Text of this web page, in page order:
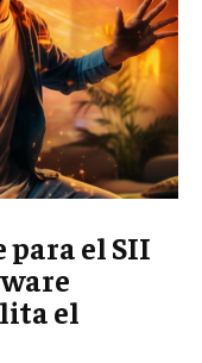
el SII
el